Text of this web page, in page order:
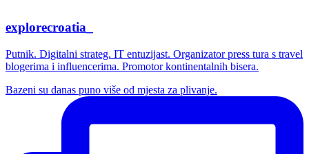
explorecroatia_
Putnik. Digitalni strateg. IT entuzijast. Organizator press tura s travel
blogerima i influencerima. Promotor kontinentalnih bisera.
Bazeni su danas puno više od mjesta za plivanje.